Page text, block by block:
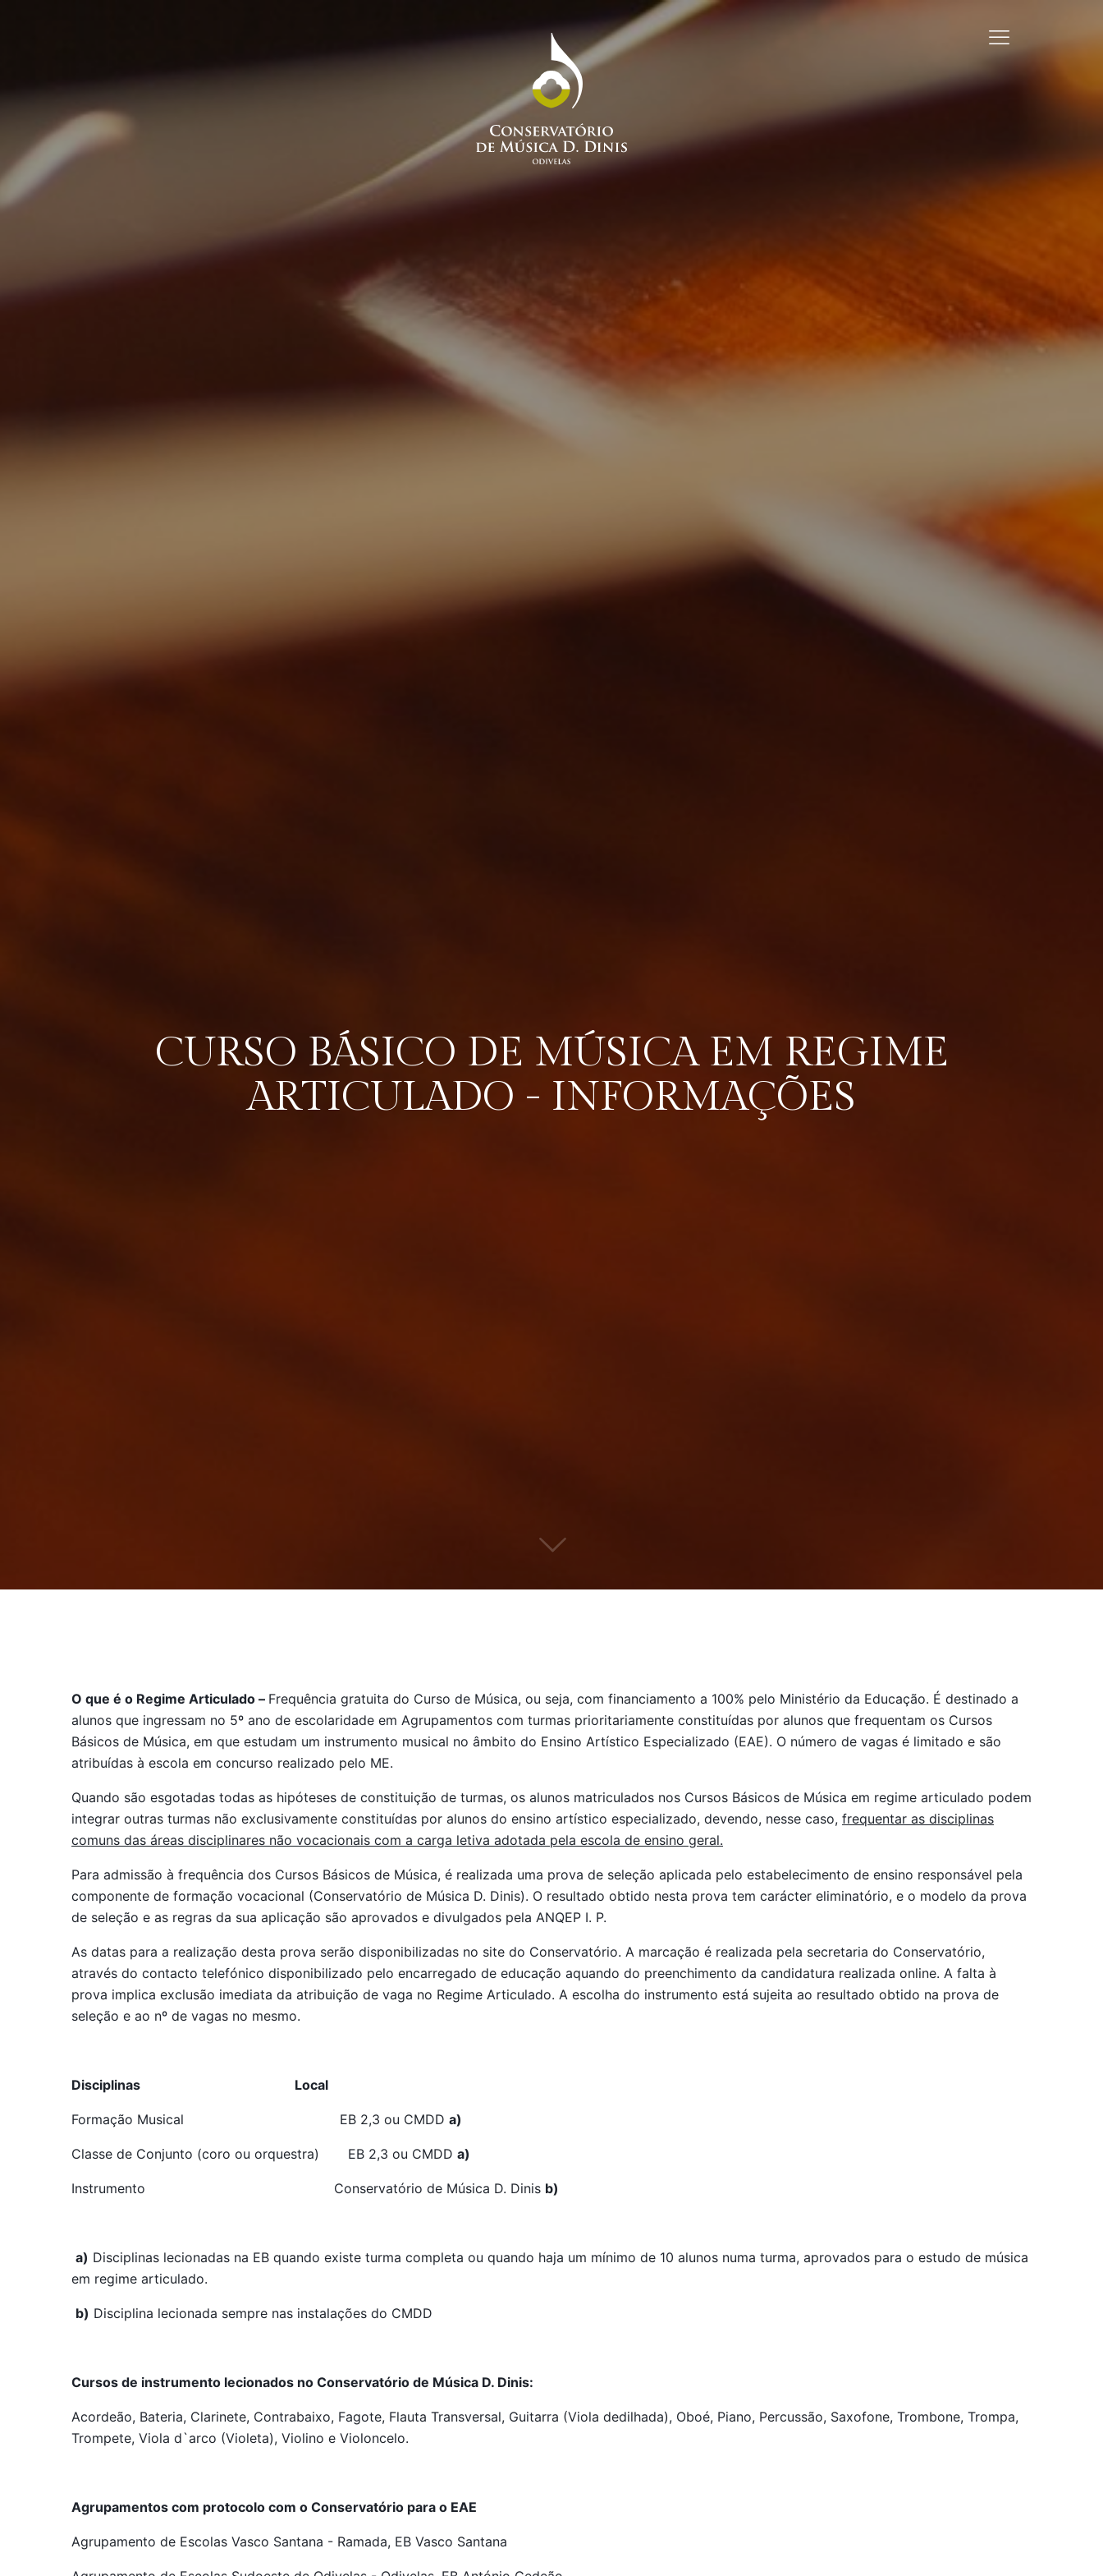
CURSO BÁSICO DE MÚSICA EM REGIME
ARTICULADO - INFORMAÇÕES
O que é o Regime Articulado – Frequência gratuita do Curso de Música, ou seja, com financiamento a 100% pelo Ministério da Educação. É destinado a
alunos que ingressam no 5º ano de escolaridade em Agrupamentos com turmas prioritariamente constituídas por alunos que frequentam os Cursos
Básicos de Música, em que estudam um instrumento musical no âmbito do Ensino Artístico Especializado (EAE). O número de vagas é limitado e são
atribuídas à escola em concurso realizado pelo ME.
Quando são esgotadas todas as hipóteses de constituição de turmas, os alunos matriculados nos Cursos Básicos de Música em regime articulado podem
integrar outras turmas não exclusivamente constituídas por alunos do ensino artístico especializado, devendo, nesse caso, frequentar as disciplinas
comuns das áreas disciplinares não vocacionais com a carga letiva adotada pela escola de ensino geral.
Para admissão à frequência dos Cursos Básicos de Música, é realizada uma prova de seleção aplicada pelo estabelecimento de ensino responsável pela
componente de formação vocacional (Conservatório de Música D. Dinis). O resultado obtido nesta prova tem carácter eliminatório, e o modelo da prova
de seleção e as regras da sua aplicação são aprovados e divulgados pela ANQEP I. P.
As datas para a realização desta prova serão disponibilizadas no site do Conservatório. A marcação é realizada pela secretaria do Conservatório,
através do contacto telefónico disponibilizado pelo encarregado de educação aquando do preenchimento da candidatura realizada online. A falta à
prova implica exclusão imediata da atribuição de vaga no Regime Articulado. A escolha do instrumento está sujeita ao resultado obtido na prova de
seleção e ao nº de vagas no mesmo.
Disciplinas Local
Formação Musical EB 2,3 ou CMDD a)
Classe de Conjunto (coro ou orquestra) EB 2,3 ou CMDD a)
Instrumento Conservatório de Música D. Dinis b)
a) Disciplinas lecionadas na EB quando existe turma completa ou quando haja um mínimo de 10 alunos numa turma, aprovados para o estudo de música
em regime articulado.
b) Disciplina lecionada sempre nas instalações do CMDD
Cursos de instrumento lecionados no Conservatório de Música D. Dinis:
Acordeão, Bateria, Clarinete, Contrabaixo, Fagote, Flauta Transversal, Guitarra (Viola dedilhada), Oboé, Piano, Percussão, Saxofone, Trombone, Trompa,
Trompete, Viola d`arco (Violeta), Violino e Violoncelo.
Agrupamentos com protocolo com o Conservatório para o EAE
Agrupamento de Escolas Vasco Santana - Ramada, EB Vasco Santana